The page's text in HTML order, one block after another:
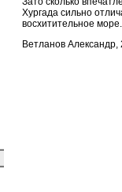
Хургада сильно
восхитительное море.
Ветланов Александр,